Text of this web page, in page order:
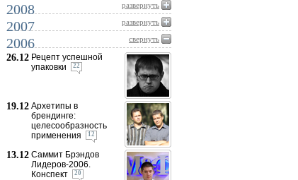
2008 развернуть
2007 развернуть
2006 свернуть
26.12 Рецепт успешной
упаковки
22
19.12 Архетипы в
брендинге:
целесообразность
применения
12
13.12 Саммит Брэндов
Лидеров-2006.
Конспект
20